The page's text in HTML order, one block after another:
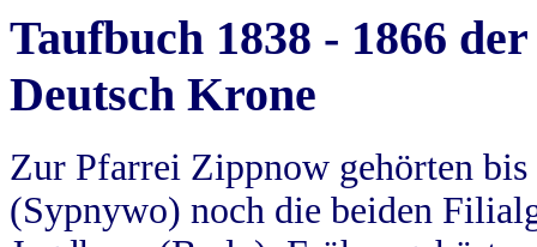
Taufbuch 1838 - 1866
Deutsch Krone
Zur Pfarrei Zippnow gehörten
(Sypnywo) noch die beiden